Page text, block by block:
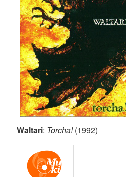
Waltari: Torcha!(1992)